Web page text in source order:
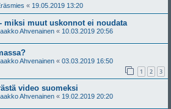
« 19.05.2019 13:20
miksi muut uskonnot ei noudata
Ahvenainen « 10.03.2019 20:56
Ahvenainen « 03.03.2019 16:50
1 2 3
video suomeksi
Ahvenainen « 19.02.2019 20:20